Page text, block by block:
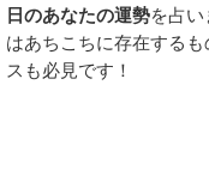
日のあなたの運勢を占
はあちこちに存在する
スも必見です！